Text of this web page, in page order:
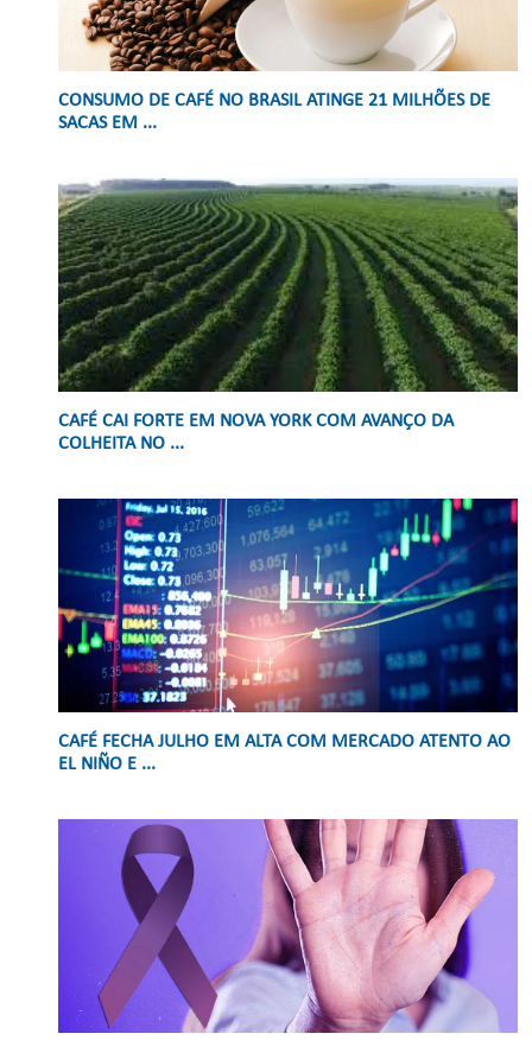
CONSUMO DE CAFÉ NO BRASIL ATINGE 21 MILHÕES DE
SACAS EM ...
CAFÉ CAI FORTE EM NOVA YORK COM AVANÇO DA
COLHEITA NO ...
CAFÉ FECHA JULHO EM ALTA COM MERCADO ATENTO AO
EL NIÑO E ...